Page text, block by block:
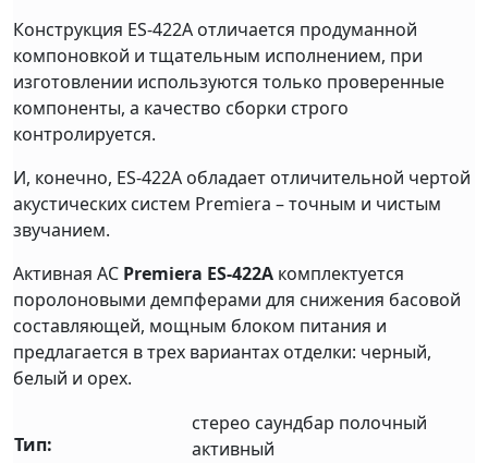
Конструкция ES-422A отличается продуманной
компоновкой и тщательным исполнением, при
изготовлении используются только проверенные
компоненты, а качество сборки строго
контролируется.
И, конечно, ES-422A обладает отличительной чертой
акустических систем Premiera – точным и чистым
звучанием.
Активная АС Premiera ES-422A комплектуется
поролоновыми демпферами для снижения басовой
составляющей, мощным блоком питания и
предлагается в трех вариантах отделки: черный,
белый и орех.
Тип:
стерео саундбар полочный
активный